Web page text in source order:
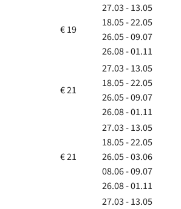
€ 19
27.03 - 13.05
18.05 - 22.05
26.05 - 09.07
26.08 - 01.11
€ 21
27.03 - 13.05
18.05 - 22.05
26.05 - 09.07
26.08 - 01.11
€ 21
27.03 - 13.05
18.05 - 22.05
26.05 - 03.06
08.06 - 09.07
26.08 - 01.11
27.03 - 13.05